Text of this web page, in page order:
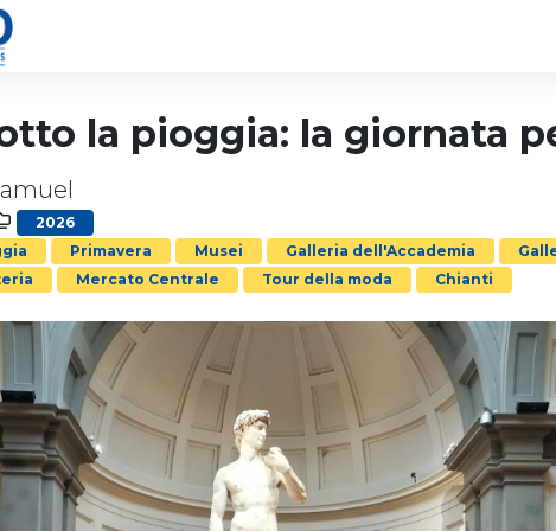
la pioggia: la giornata
2026
Primavera Musei Galleria dell'Accademia
Mercato Centrale Tour della moda Chianti